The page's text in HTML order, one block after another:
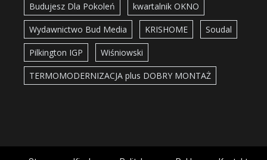
Budujesz Dla Pokoleń kwartalnik OKNO
Wydawnictwo Bud Media KRISHOME Soudal
Pilkington IGP Wiśniowski
TERMOMODERNIZACJA plus DOBRY MONTAŻ